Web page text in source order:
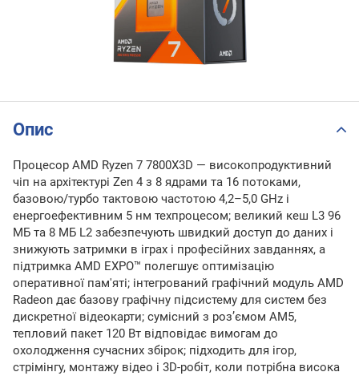
Опис
Процесор AMD Ryzen 7 7800X3D — високопродуктивний
чіп на архітектурі Zen 4 з 8 ядрами та 16 потоками,
базовою/турбо тактовою частотою 4,2–5,0 GHz і
енергоефективним 5 нм техпроцесом; великий кеш L3 96
МБ та 8 МБ L2 забезпечують швидкий доступ до даних і
знижують затримки в іграх і професійних завданнях, а
підтримка AMD EXPO™ полегшує оптимізацію
оперативної пам'яті; інтегрований графічний модуль AMD
Radeon дає базову графічну підсистему для систем без
дискретної відеокарти; сумісний з роз’ємом AM5,
тепловий пакет 120 Вт відповідає вимогам до
охолодження сучасних збірок; підходить для ігор,
стрімінгу, монтажу відео і 3D-робіт, коли потрібна висока